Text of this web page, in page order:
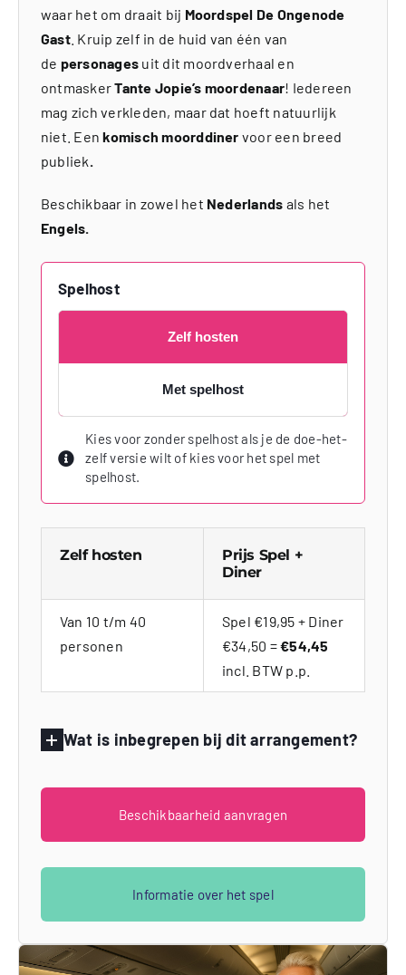
waar het om draait bij Moordspel De Ongenode
Gast. Kruip zelf in de huid van één van
de personages uit dit moordverhaal en
ontmaskerTante Jopie’s moordenaar! Iedereen
mag zich verkleden, maar dat hoeft natuurlijk
niet. Eenkomisch moorddiner voor een breed
publiek.
Beschikbaar in zowel het Nederlands als het
Engels.
Spelhost
Zelf hosten
Met spelhost
Kies voor zonder spelhost als je de doe-het-
zelf versie wilt of kies voor het spel met
spelhost.
Zelf hosten
Prijs Spel +
Diner
Van 10 t/m 40
personen
Spel €19,95 + Diner
€34,50 =€54,45
incl. BTW p.p.
Wat is inbegrepen bij dit arrangement?
Beschikbaarheid aanvragen
Informatie over het spel